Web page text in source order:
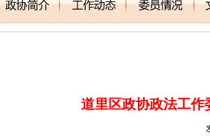
道里区政协政法工作